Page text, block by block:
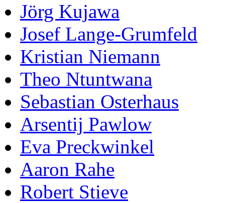
Jörg Kujawa
Josef Lange-Grumfeld
Kristian Niemann
Theo Ntuntwana
Sebastian Osterhaus
Arsentij Pawlow
Eva Preckwinkel
Aaron Rahe
Robert Stieve